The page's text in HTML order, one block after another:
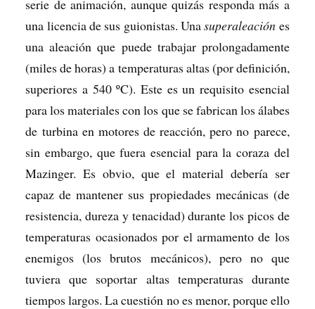
serie de animación, aunque quizás responda más a
una licencia de sus guionistas. Unasuperaleación es
una aleación que puede trabajar prolongadamente
(miles de horas) a temperaturas altas (por definición,
superiores a 540 ºC). Este es un requisito esencial
para los materiales con los que se fabrican los álabes
de turbina en motores de reacción, pero no parece,
sin embargo, que fuera esencial para la coraza del
Mazinger. Es obvio, que el material debería ser
capaz de mantener sus propiedades mecánicas (de
resistencia, dureza y tenacidad) durante los picos de
temperaturas ocasionados por el armamento de los
enemigos (los brutos mecánicos), pero no que
tuviera que soportar altas temperaturas durante
tiempos largos. La cuestión no es menor, porque ello